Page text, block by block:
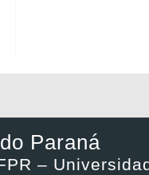
Paraná
–